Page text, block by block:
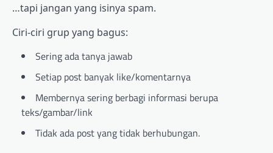
…tapi jangan yang isinya spam.
Ciri-ciri grup yang bagus:
Sering ada tanya jawab
Setiap post banyak like/komentarnya
Membernya sering berbagi informasi berupa
teks/gambar/link
Tidak ada post yang tidak berhubungan.